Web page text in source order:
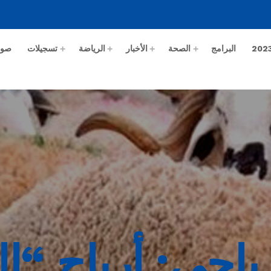
البرامج الصحة الأخبار الرياضة تسجيلات